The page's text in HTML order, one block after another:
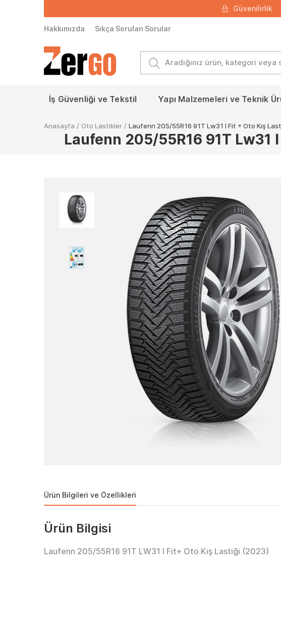
Güvenilirlik
Hakkımızda Sıkça Sorulan Sorular
İş Güvenliği ve Tekstil Yapı Malzemeleri ve Teknik
Anasayfa / Oto Lastikler / Laufenn 205/55R16 91T Lw31 I Fit + Oto Kış
Laufenn 205/55R16 91T Lw31
Ürün Bilgileri ve Özellikleri
Ürün Bilgisi
Laufenn 205/55R16 91T LW31 I Fit+ Oto Kış Lastiği (2023)